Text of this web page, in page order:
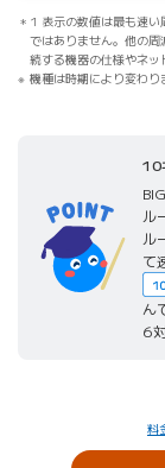
1 表示の数値は最も速
ではありません。他の
続する機器の仕様やネッ
機種は時期により変わり
10
ル
ル
て
ん
6
料